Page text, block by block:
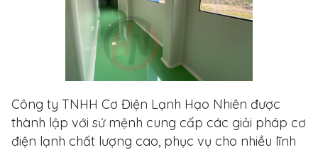
Công ty TNHH Cơ Điện Lạnh Hạo Nhiên được
thành lập với sứ mệnh cung cấp các giải pháp cơ
điện lạnh chất lượng cao, phục vụ cho nhiều lĩnh